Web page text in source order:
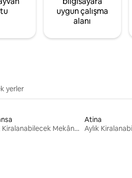
uygun çalışma
alanı
yerler
Aylık Kiralanabilecek Mekânlar
Atina